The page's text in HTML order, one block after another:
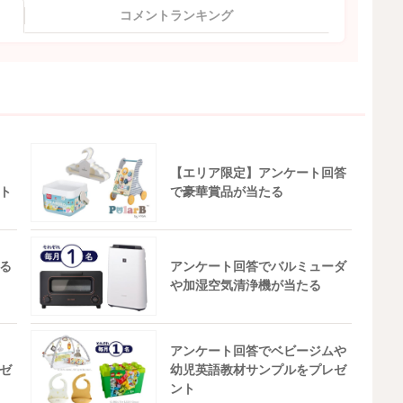
コメントランキング
【エリア限定】アンケート回答
で豪華賞品が当たる
アンケート回答でバルミューダ
や加湿空気清浄機が当たる
アンケート回答でベビージムや
幼児英語教材サンプルをプレゼ
ント